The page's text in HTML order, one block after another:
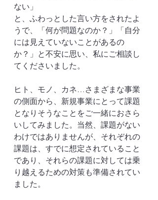
ない」
と、ふわっとした言い方をされたよ
うで、「何が問題なのか？」「自分
には見えていないことがあるの
か？」と不安に思い、私にご相談し
てくださいました。
ヒト、モノ、カネ…さまざまな事業
の側面から、新規事業にとって課題
となりそうなことをご一緒におさら
いしてみました。当然、課題がない
わけではありませんが、それぞれの
課題は、すでに想定されていること
であり、それらの課題に対しては乗
り越えるための対策も準備されてい
ました。